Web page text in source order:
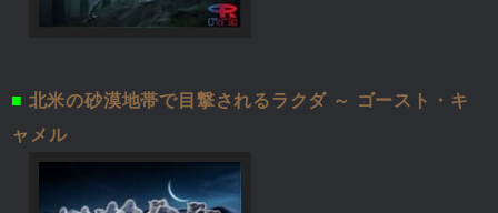
■ 北米の砂漠地帯で目撃されるラクダ ～ ゴースト・キ
ャメル